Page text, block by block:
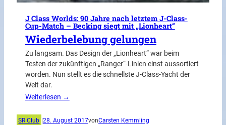
J Class Worlds: 90 Jahre nach letztem J-Class-
Cup-Match – Becking siegt mit „Lionheart“
Wiederbelebung gelungen
Zu langsam. Das Design der „Lionheart“ war beim
Testen der zukünftigen „Ranger“-Linien einst aussortiert
worden. Nun stellt es die schnellste J-Class-Yacht der
Welt dar.
Weiterlesen →
SR Club 28. August 2017vonCarsten Kemmling